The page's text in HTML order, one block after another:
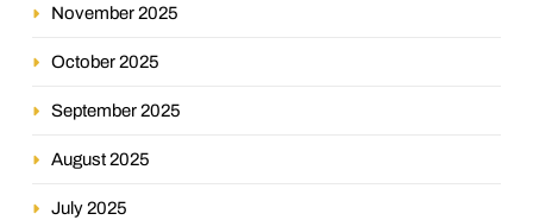
November 2025
October 2025
September 2025
August 2025
July 2025